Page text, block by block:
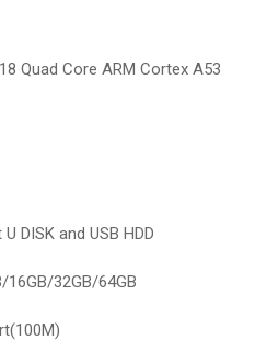
Quad Core ARM Cortex A53
DISK and USB HDD
16GB/32GB/64GB